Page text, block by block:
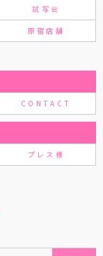
試写会
原宿店舗
CONTACT
プレス様